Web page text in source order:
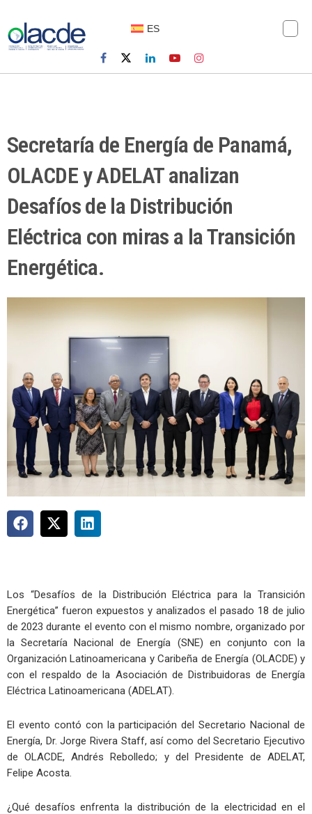
ES
Secretaría de Energía de Panamá,
OLACDE y ADELAT analizan
Desafíos de la Distribución
Eléctrica con miras a la Transición
Energética.
Los “Desafíos de la Distribución Eléctrica para la Transición
Energética” fueron expuestos y analizados el pasado 18 de julio
de 2023 durante el evento con el mismo nombre, organizado por
la Secretaría Nacional de Energía (SNE) en conjunto con la
Organización Latinoamericana y Caribeña de Energía (OLACDE) y
con el respaldo de la Asociación de Distribuidoras de Energía
Eléctrica Latinoamericana (ADELAT).
El evento contó con la participación del Secretario Nacional de
Energía, Dr. Jorge Rivera Staff, así como del Secretario Ejecutivo
de OLACDE, Andrés Rebolledo; y del Presidente de ADELAT,
Felipe Acosta.
¿Qué desafíos enfrenta la distribución de la electricidad en el